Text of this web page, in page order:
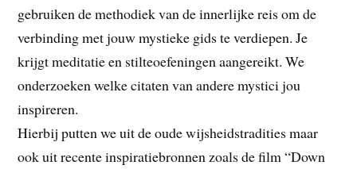
gebruiken de methodiek van de innerlijke reis om de
verbinding met jouw mystieke gids te verdiepen. Je
krijgt meditatie en stilteoefeningen aangereikt. We
onderzoeken welke citaten van andere mystici jou
inspireren.
Hierbij putten we uit de oude wijsheidstradities maar
ook uit recente inspiratiebronnen zoals de film “Down